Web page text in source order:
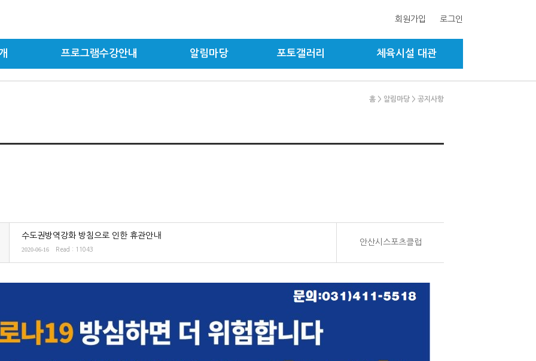
회원가입 로그인
프로그램수강안내 알림마당 포토갤러리 체육시설 대관
홈 > 알림마당 > 공지사항
수도권방역강화 방침으로 인한 휴관안내
2020-06-16 Read : 11043
안산시스포츠클럽